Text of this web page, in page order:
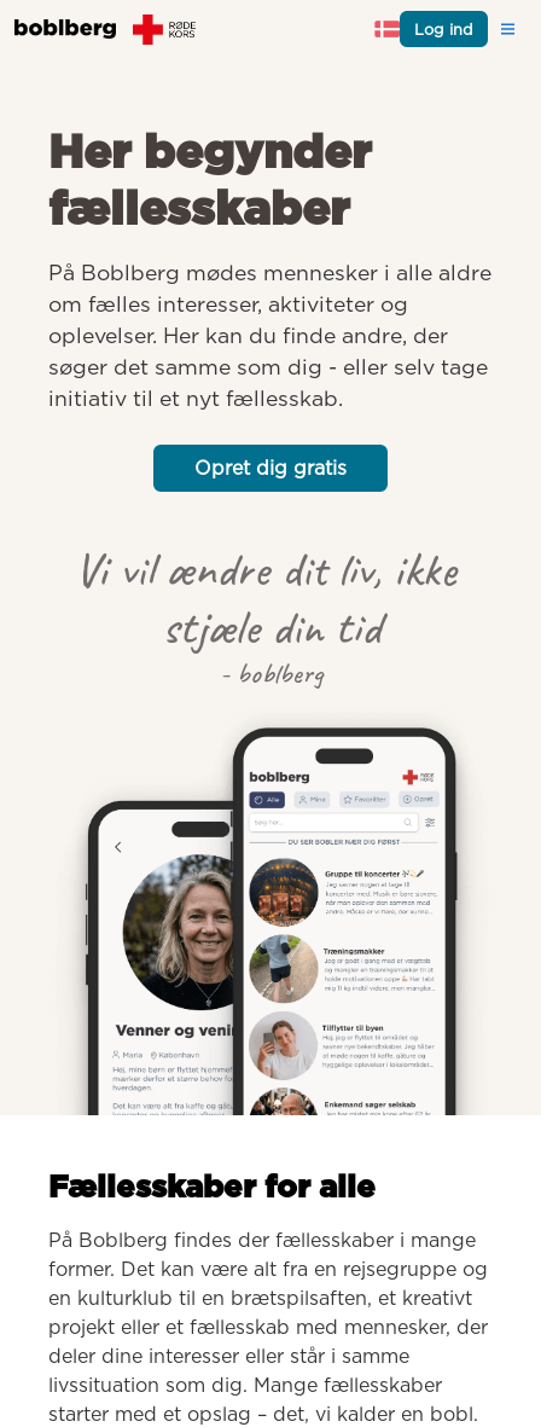
Log ind
Her begynder
fællesskaber
På Boblberg mødes mennesker i alle aldre
om fælles interesser, aktiviteter og
oplevelser. Her kan du finde andre, der
søger det samme som dig - eller selv tage
initiativ til et nyt fællesskab.
Opret dig gratis
Vi vil ændre dit liv, ikke
stjæle din tid
- boblberg
Fællesskaber for alle
På Boblberg findes der fællesskaber i mange
former. Det kan være alt fra en rejsegruppe og
en kulturklub til en brætspilsaften, et kreativt
projekt eller et fællesskab med mennesker, der
deler dine interesser eller står i samme
livssituation som dig. Mange fællesskaber
starter med et opslag – det, vi kalder en bobl.